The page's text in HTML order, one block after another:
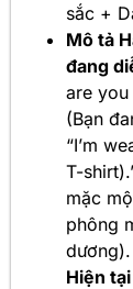
sắc +
Mô tả
đang
are you
(Bạn
“I’m
T-
mặc
phông
Hiện